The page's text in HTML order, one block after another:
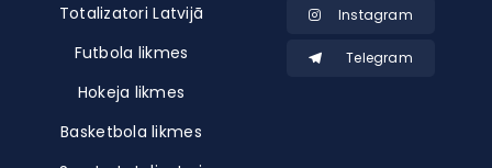
Totalizatori Latvijā
Futbola likmes
Hokeja likmes
Basketbola likmes
Instagram
Telegram